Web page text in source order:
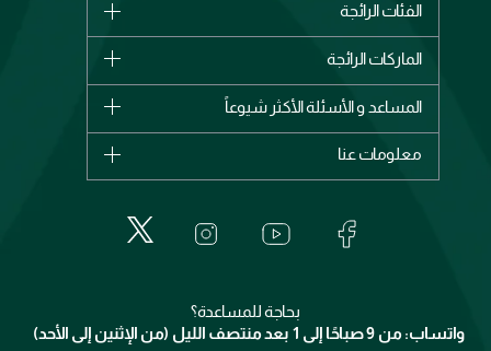
الفئات الرائجة
الأكثر مبيعاً
اشترِ بطاقة هدية
الماركات الرائجة
بربري
إيف سان لوران
المساعد و الأسئلة الأكثر شيوعاً
الإرجاع
معلومات عنا
خدمات المعارض
برنامج الولاء ميوز
بحاجة للمساعدة؟
واتساب: من 9 صباحًا إلى 1 بعد منتصف الليل (من الإثنين إلى الأحد)